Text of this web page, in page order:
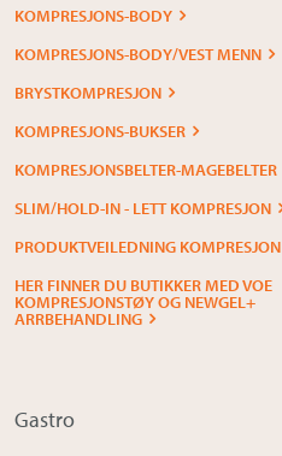
KOMPRESJONS-BODY
KOMPRESJONS-BODY/VEST MENN
BRYSTKOMPRESJON
KOMPRESJONS-BUKSER
KOMPRESJONSBELTER-MAGEBELTER
SLIM/HOLD-IN - LETT KOMPRESJON
PRODUKTVEILEDNING KOMPRESJON
HER FINNER DU BUTIKKER MED VOE
KOMPRESJONSTØY OG NEWGEL+
ARRBEHANDLING
Gastro